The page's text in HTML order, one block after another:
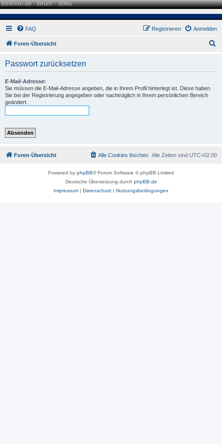
bosmon.de·forum·doku
FAQ Anmelden
Registrieren
Foren-Übersicht
Passwort zurücksetzen
E-Mail-Adresse:
Sie müssen die E-Mail-Adresse angeben, die in Ihrem Profil hinterlegt ist. Diese haben
Sie bei der Registrierung angegeben oder nachträglich in Ihrem persönlichen Bereich
geändert.
Foren-Übersicht Alle Zeiten sind UTC+02:00
Alle Cookies löschen
Powered by phpBB® Forum Software © phpBB Limited
Deutsche Übersetzung durch phpBB.de
Impressum | Datenschutz | Nutzungsbedingungen